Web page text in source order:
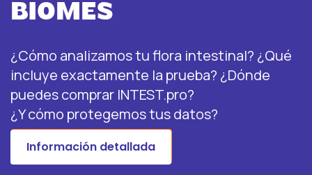
BIOMES
¿Cómo analizamos tu flora intestinal? ¿Qué
incluye exactamente la prueba? ¿Dónde
puedes comprar INTEST.pro?
¿Y cómo protegemos tus datos?
Información detallada